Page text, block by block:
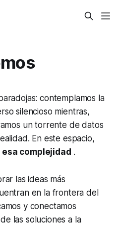
contemplamos la
silencioso mientras,
un torrente de datos
En este espacio,
complejidad .
las ideas más
en la frontera del
y conectamos
las soluciones a la